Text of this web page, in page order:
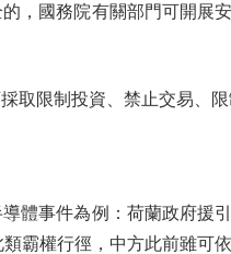
，國務院有關部門可開展
限制投資、禁止交易、限
事件為例：荷蘭政府援
霸權行徑，中方此前雖可